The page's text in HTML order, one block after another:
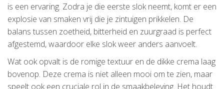
is een ervaring. Zodra je die eerste slok neemt, komt er een
explosie van smaken vrij die je zintuigen prikkelen. De
balans tussen zoetheid, bitterheid en zuurgraad is perfect
afgestemd, waardoor elke slok weer anders aanvoelt.
Wat ook opvalt is de romige textuur en de dikke crema laag
bovenop. Deze crema is niet alleen mooi om te zien, maar
speelt ook een cruciale rol in de smaakbeleving. Het houdt